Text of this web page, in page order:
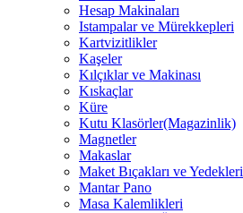
Hesap Makinaları
Istampalar ve Mürekkepleri
Kartvizitlikler
Kaşeler
Kılçıklar ve Makinası
Kıskaçlar
Küre
Kutu Klasörler(Magazinlik)
Magnetler
Makaslar
Maket Bıçakları ve Yedekleri
Mantar Pano
Masa Kalemlikleri